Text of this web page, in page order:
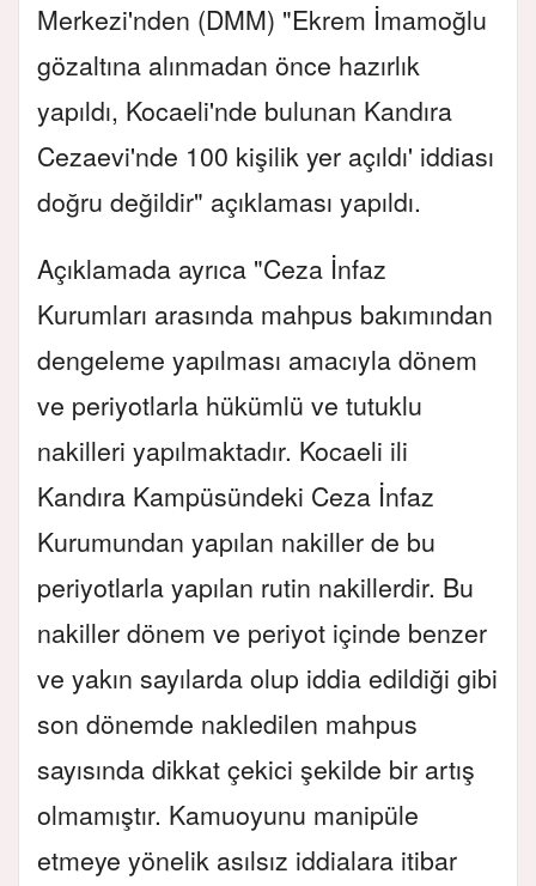
Merkezi'nden (DMM) "Ekrem İmamoğlu
gözaltına alınmadan önce hazırlık
yapıldı, Kocaeli'nde bulunan Kandıra
Cezaevi'nde 100 kişilik yer açıldı' iddiası
doğru değildir" açıklaması yapıldı.
Açıklamada ayrıca "Ceza İnfaz
Kurumları arasında mahpus bakımından
dengeleme yapılması amacıyla dönem
ve periyotlarla hükümlü ve tutuklu
nakilleri yapılmaktadır. Kocaeli ili
Kandıra Kampüsündeki Ceza İnfaz
Kurumundan yapılan nakiller de bu
periyotlarla yapılan rutin nakillerdir. Bu
nakiller dönem ve periyot içinde benzer
ve yakın sayılarda olup iddia edildiği gibi
son dönemde nakledilen mahpus
sayısında dikkat çekici şekilde bir artış
olmamıştır. Kamuoyunu manipüle
etmeye yönelik asılsız iddialara itibar